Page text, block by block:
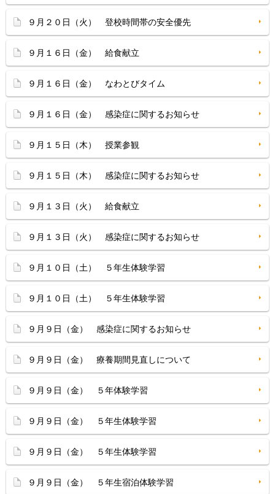
９月２０日（火） 登校時間帯の安全優先
９月１６日（金） 給食献立
９月１６日（金） なわとびタイム
９月１６日（金） 感染症に関するお知らせ
９月１５日（木） 授業参観
９月１５日（木） 感染症に関するお知らせ
９月１３日（火） 給食献立
９月１３日（火） 感染症に関するお知らせ
９月１０日（土） ５年生体験学習
９月１０日（土） ５年生体験学習
９月９日（金） 感染症に関するお知らせ
９月９日（金） 療養期間見直しについて
９月９日（金） ５年体験学習
９月９日（金） ５年生体験学習
９月９日（金） ５年生体験学習
９月９日（金） ５年生宿泊体験学習